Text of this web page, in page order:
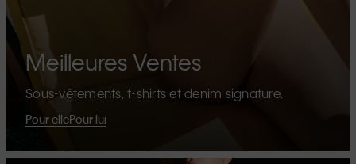
Meilleures Ventes
Sous-vêtements, t-shirts et denim signature.
Pour ellePour lui